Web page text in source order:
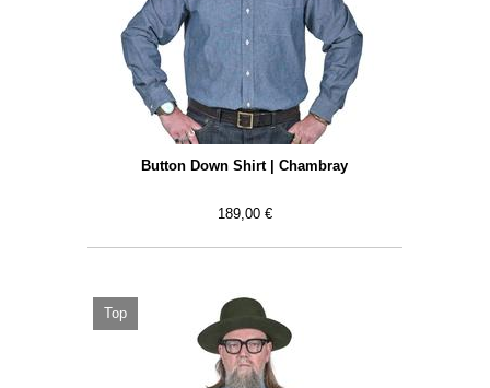
Button Down Shirt | Chambray
189,00 €
Top